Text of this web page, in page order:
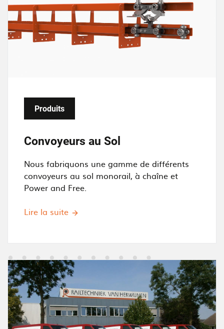
g
e
Produits
Convoyeurs au Sol
Nous fabriquons une gamme de différents
convoyeurs au sol monorail, à chaîne et
Power and Free.
Lire la suite
I
m
a
g
e